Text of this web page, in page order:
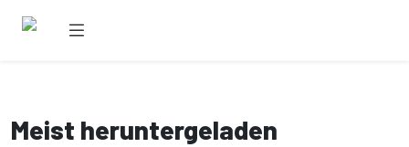
Meist heruntergeladen